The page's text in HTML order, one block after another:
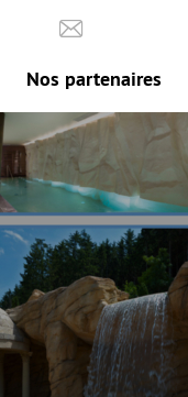
Nos partenaires